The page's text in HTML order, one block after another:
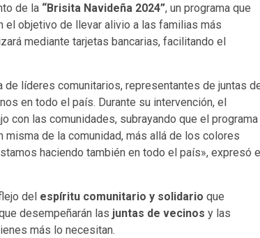
de la “Brisita Navideña 2024”, un programa que
el objetivo de llevar alivio a las familias más
mediante tarjetas bancarias, facilitando el
de líderes comunitarios, representantes de juntas
en todo el país. Durante su intervención, el
con las comunidades, subrayando que el programa
de la comunidad, más allá de los colores
haciendo también en todo el país», expresó
del espíritu comunitario y solidario que
desempeñarán las juntas de vecinos y las
más lo necesitan.